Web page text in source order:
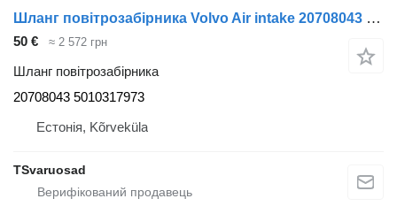
Шланг повітрозабірника Volvo Air intake 20708043 до тягача Volvo FL280
50 € ≈ 2 572 грн
Шланг повітрозабірника
20708043 5010317973
Естонія, Kõrveküla
TSvaruosad